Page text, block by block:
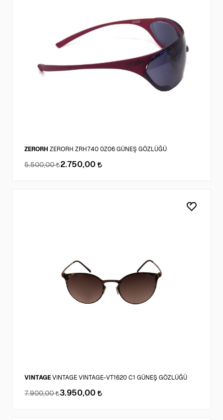
ZERORH ZERORH ZRH740 0Z06 GÜNEŞ GÖZLÜĞÜ
5.500,00 2.750,00
VINTAGE VINTAGE VINTAGE-VT1620 C1 GÜNEŞ GÖZLÜĞÜ
7.900,00 3.950,00